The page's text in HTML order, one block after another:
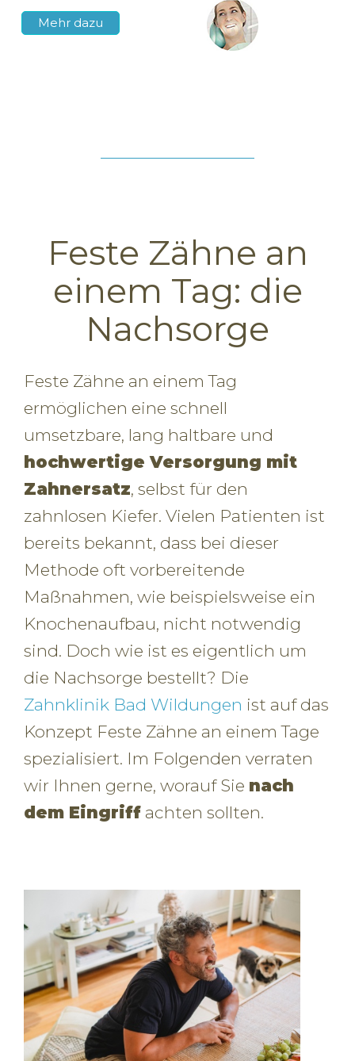
Mehr dazu
Feste Zähne an
einem Tag: die
Nachsorge
Feste Zähne an einem Tag
ermöglichen eine schnell
umsetzbare, lang haltbare und
hochwertige Versorgung mit
Zahnersatz, selbst für den
zahnlosen Kiefer. Vielen Patienten ist
bereits bekannt, dass bei dieser
Methode oft vorbereitende
Maßnahmen, wie beispielsweise ein
Knochenaufbau, nicht notwendig
sind. Doch wie ist es eigentlich um
die Nachsorge bestellt? Die
Zahnklinik Bad Wildungen ist auf das
Konzept Feste Zähne an einem Tage
spezialisiert. Im Folgenden verraten
wir Ihnen gerne, worauf Sie nach
dem Eingriff achten sollten.